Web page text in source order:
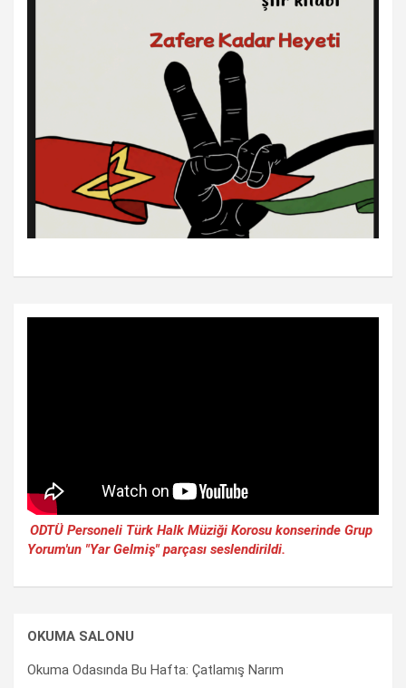
ODTÜ Personeli Türk Halk Müziği Korosu konserinde Grup
Yorum'un "Yar Gelmiş" parçası seslendirildi.
OKUMA SALONU
Okuma Odasında Bu Hafta: Çatlamış Narım